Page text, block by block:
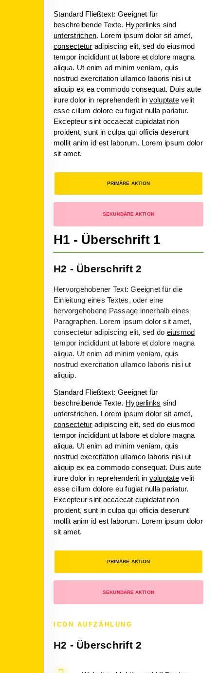
Standard Fließtext: Geeignet für
beschreibende Texte. Hyperlinks sind
unterstrichen. Lorem ipsum dolor sit amet,
consectetur adipiscing elit, sed do eiusmod
tempor incididunt ut labore et dolore magna
aliqua. Ut enim ad minim veniam, quis
nostrud exercitation ullamco laboris nisi ut
aliquip ex ea commodo consequat. Duis aute
irure dolor in reprehenderit in voluptatevelit
esse cillum dolore eu fugiat nulla pariatur.
Excepteur sint occaecat cupidatat non
proident, sunt in culpa qui officia deserunt
mollit anim id est laborum. Lorem ipsum dolor
sit amet.
PRIMÄRE AKTION
SEKUNDÄRE AKTION
H1 - Überschrift 1
H2 - Überschrift 2
Hervorgehobener Text: Geeignet für die
Einleitung eines Textes, oder eine
hervorgehobene Passage innerhalb eines
Paragraphen. Lorem ipsum dolor sit amet,
consectetur adipiscing elit, sed do eiusmod
tempor incididunt ut labore et dolore magna
aliqua. Ut enim ad minim veniam, quis
nostrud exercitation ullamco laboris nisi ut
aliquip.
Standard Fließtext: Geeignet für
beschreibende Texte. Hyperlinks sind
unterstrichen. Lorem ipsum dolor sit amet,
consectetur adipiscing elit, sed do eiusmod
tempor incididunt ut labore et dolore magna
aliqua. Ut enim ad minim veniam, quis
nostrud exercitation ullamco laboris nisi ut
aliquip ex ea commodo consequat. Duis aute
irure dolor in reprehenderit in voluptatevelit
esse cillum dolore eu fugiat nulla pariatur.
Excepteur sint occaecat cupidatat non
proident, sunt in culpa qui officia deserunt
mollit anim id est laborum. Lorem ipsum dolor
sit amet.
PRIMÄRE AKTION
SEKUNDÄRE AKTION
ICON AUFZÄHLUNG
H2 - Überschrift 2